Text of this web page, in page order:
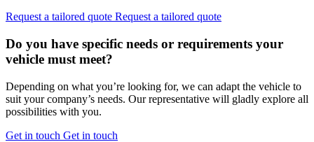
Request a tailored quote Request a tailored quote
Do you have specific needs or requirements your
vehicle must meet?
Depending on what you’re looking for, we can adapt the vehicle to
suit your company’s needs. Our representative will gladly explore all
possibilities with you.
Get in touch Get in touch